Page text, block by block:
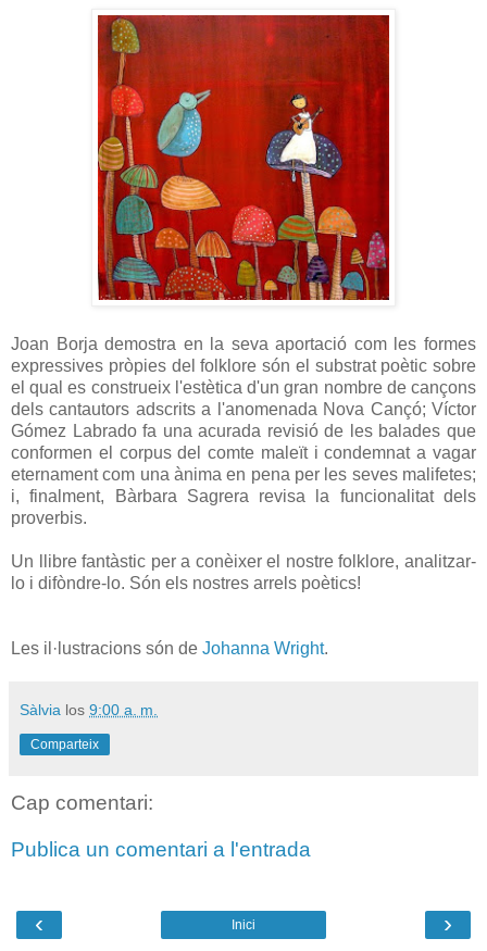
Joan Borja demostra en la seva aportació com les formes
expressives pròpies del folklore són el substrat poètic sobre
el qual es construeix l'estètica d'un gran nombre de cançons
dels cantautors adscrits a l'anomenada Nova Cançó; Víctor
Gómez Labrado fa una acurada revisió de les balades que
conformen el corpus del comte maleït i condemnat a vagar
eternament com una ànima en pena per les seves malifetes;
i, finalment, Bàrbara Sagrera revisa la funcionalitat dels
proverbis.
Un llibre fantàstic per a conèixer el nostre folklore, analitzar-
lo i difòndre-lo. Són els nostres arrels poètics!
Les il·lustracions són de Johanna Wright.
Sàlvia los 9:00 a. m.
Comparteix
Cap comentari:
Publica un comentari a l'entrada
‹ ›
Inici